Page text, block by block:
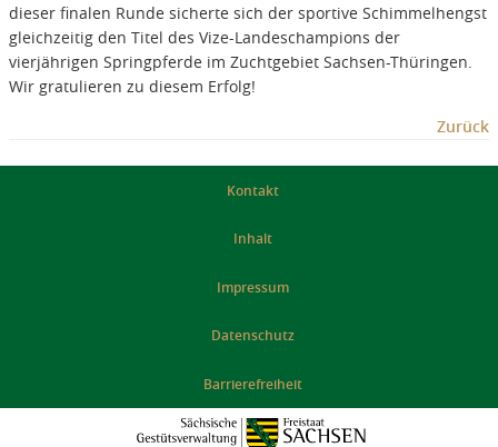
dieser finalen Runde sicherte sich der sportive Schimmelhengst
gleichzeitig den Titel des Vize-Landeschampions der
vierjährigen Springpferde im Zuchtgebiet Sachsen-Thüringen.
Wir gratulieren zu diesem Erfolg!
Zurück
Kontakt
Inhalt
Impressum
Datenschutz
Barrierefreiheit